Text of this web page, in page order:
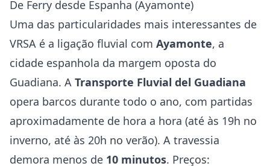
De Ferry desde Espanha (Ayamonte)
Uma das particularidades mais interessantes de
VRSA é a ligação fluvial com Ayamonte, a
cidade espanhola da margem oposta do
Guadiana. A Transporte Fluvial del Guadiana
opera barcos durante todo o ano, com partidas
aproximadamente de hora a hora (até às 19h no
inverno, até às 20h no verão). A travessia
demora menos de 10 minutos. Preços: